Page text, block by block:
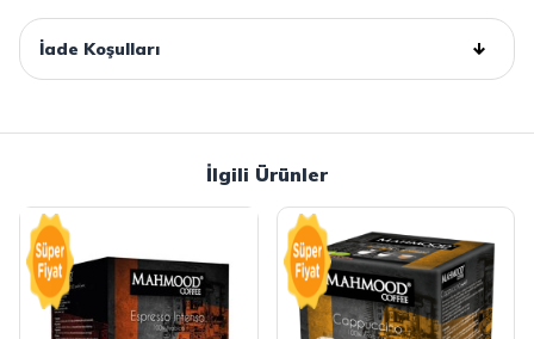
İade Koşulları
İlgili Ürünler